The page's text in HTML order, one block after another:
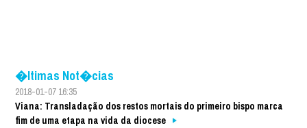
�ltimas Not�cias
2018-01-07 16:35
Viana: Transladação dos restos mortais do primeiro bispo marca
fim de uma etapa na vida da diocese